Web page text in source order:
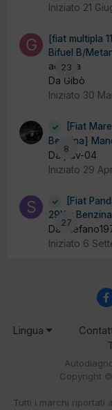
Iniziato 21
23
[fiat multipla
Bifuel B/
accesa
Da Gibò
Iniziato 30
8
[Fiat
Benzina]
Da pav-04
Iniziato 29
27
[Fiat
29Kw
Da
Iniziato 6
Lingua
Copyright
Tutti i marchi riportati